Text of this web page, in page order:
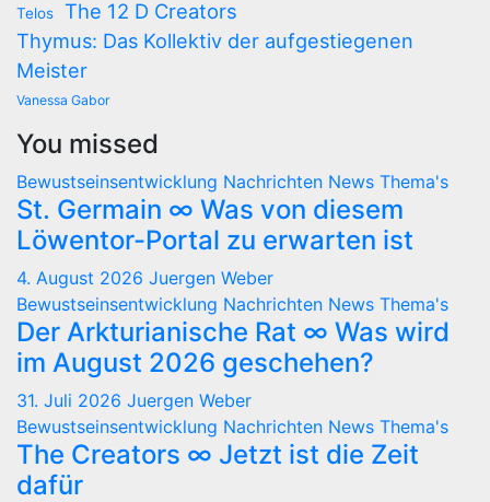
Telos
The 12 D Creators
Thymus: Das Kollektiv der aufgestiegenen
Meister
Vanessa Gabor
You missed
Bewustseinsentwicklung Nachrichten News Thema's
St. Germain ∞ Was von diesem
Löwentor-Portal zu erwarten ist
4. August 2026 Juergen Weber
Bewustseinsentwicklung Nachrichten News Thema's
Der Arkturianische Rat ∞ Was wird
im August 2026 geschehen?
31. Juli 2026 Juergen Weber
Bewustseinsentwicklung Nachrichten News Thema's
The Creators ∞ Jetzt ist die Zeit
dafür